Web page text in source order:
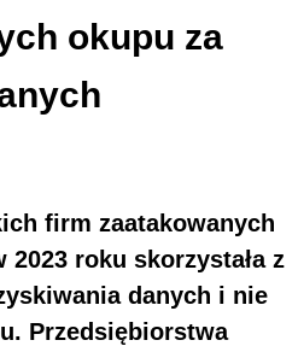
okupu za
firm zaatakowanych
2023 roku skorzystała z
danych i nie
Przedsiębiorstwa